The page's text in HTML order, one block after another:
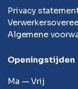
Privacy
Algemene
Openingstijden
Ma — Vrij